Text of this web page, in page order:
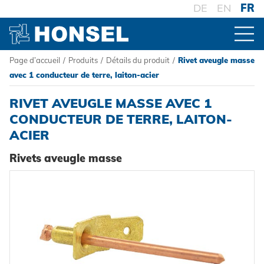
DE EN FR
PRODUITS
VUE D'ENSEMBLE DES PRODUITS
Rivets aveugles
Goujons a sertir en aveugle
Powertrain Fasteners
Outillage de pose oléopneumatique
Outillage de pose manuel
SYSTÈMES
Haute résistance - le système
Fixation à sertir auto-perçante
HONSEL
Page d’accueil / Produits / Détails du produit / Rivet aveugle masse
avec 1 conducteur de terre, laiton-acier
RIVET AVEUGLE MASSE AVEC 1
CONDUCTEUR DE TERRE, LAITON-
ACIER
Rivets aveugle masse